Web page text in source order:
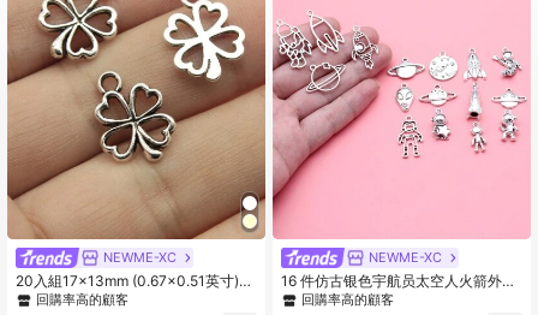
NEWME-XC
20入組17x13mm (0.67x0.51英寸)
古色銀色小型中空幸運草吊墜,適用於
回購率高的顧客
NEWME-XC
16 件仿古银色宇航员太空人火箭外星
宇宙星球饰品系列，适合 DIY 珠宝制
回購率高的顧客